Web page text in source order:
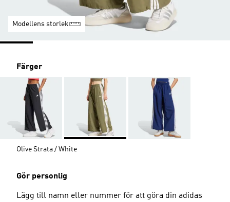
Modellens storlek
Färger
Olive Strata / White
Gör personlig
Lägg till namn eller nummer för att göra din adidas